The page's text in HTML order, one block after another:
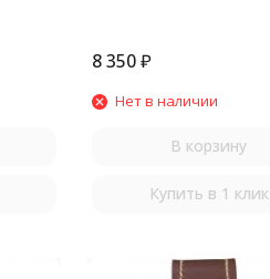
8 350 ₽
Нет в наличии
В корзину
Купить в 1 клик